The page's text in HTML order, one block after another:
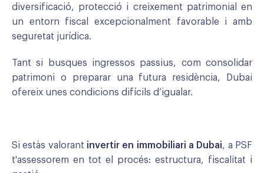
diversificació, protecció i creixement patrimonial en
un entorn fiscal excepcionalment favorable i amb
seguretat jurídica.
Tant si busques ingressos passius, com consolidar
patrimoni o preparar una futura residència, Dubai
ofereix unes condicions difícils d’igualar.
Si estàs valorant invertir en immobiliari a Dubai, a PSF
t'assessorem en tot el procés: estructura, fiscalitat i